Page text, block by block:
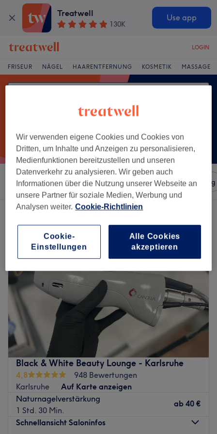
Treatwell
130K
Use app
LOGIN
FRISEUR NÄGEL HAARENTFERNUNG KOSMETIK MASSAGE
Sortieren nach Salons Expressangebote Bewertung
Ein Salon, der anbietet: naturnagelverstärkung in Karlsruhe
Black & White Beauty Lounge - Karlsruhe
4,8
948 Bewertungen
Karlsruhe
Auf Karte anzeigen
Naturnagelverstärkung
1 Std. 30 Min.
ab 40 €
Schnellansicht Saloninfos
Wir verwenden eigene Cookies und Cookies von
Dritten, um Inhalte und Anzeigen zu personalisieren,
Medienfunktionen bereitzustellen und unseren
Datenverkehr zu analysieren. Wir geben auch
Informationen über die Nutzung unserer Webseite an
unsere Partner für soziale Medien, Werbung und
Analysen weiter. Cookie-Richtlinien
Cookie-
Einstellungen
Alle Cookies
akzeptieren